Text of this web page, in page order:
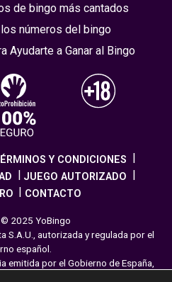
de bingo más cantados
números del bingo
Ayudarte a Ganar al Bingo
Y CONDICIONES
JUEGO AUTORIZADO
CONTACTO
2025 YoBingo
S.A.U., autorizada y regulada por el
español.
emitida por el Gobierno de España,